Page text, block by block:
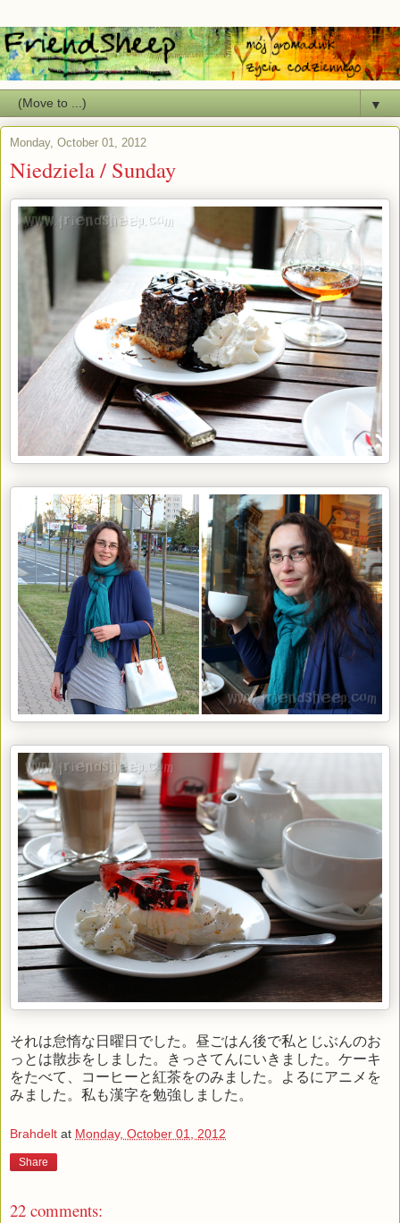
▼
Monday, October 01, 2012
Niedziela / Sunday
それは怠惰な日曜日でした。昼ごはん後で私とじぶんのお
っとは散歩をしました。きっさてんにいきました。ケーキ
をたべて、コーヒーと紅茶をのみました。よるにアニメを
みました。私も漢字を勉強しました。
Brahdelt at Monday, October 01, 2012
Share
22 comments: